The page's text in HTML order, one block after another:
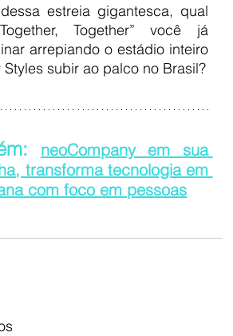
estreia gigantesca, qual
Together” você já
arrepiando o estádio inteiro
subir ao palco no Brasil?
neoCompany em sua
transforma tecnologia em
com foco em pessoas